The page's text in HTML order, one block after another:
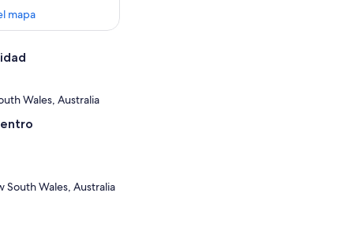
mapa
Wales, Australia
South Wales, Australia